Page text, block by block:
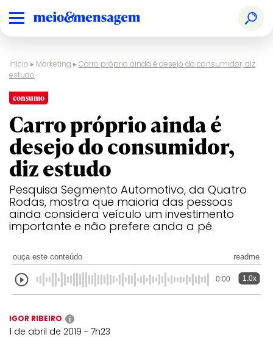
Início ▸ Marketing ▸Carro próprio ainda é desejo do consumidor, diz
estudo
consumo
Carro próprio ainda é
desejo do consumidor,
diz estudo
Pesquisa Segmento Automotivo, da Quatro
Rodas, mostra que maioria das pessoas
ainda considera veículo um investimento
importante e não prefere anda a pé
ouça este conteúdo readme
0:00 1.0x
IGOR RIBEIRO i
1 de abril de 2019 - 7h23